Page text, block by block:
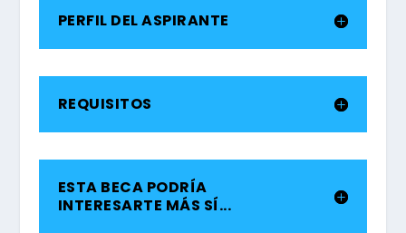
PERFIL DEL ASPIRANTE
REQUISITOS
ESTA BECA PODRÍA
INTERESARTE MÁS SÍ...